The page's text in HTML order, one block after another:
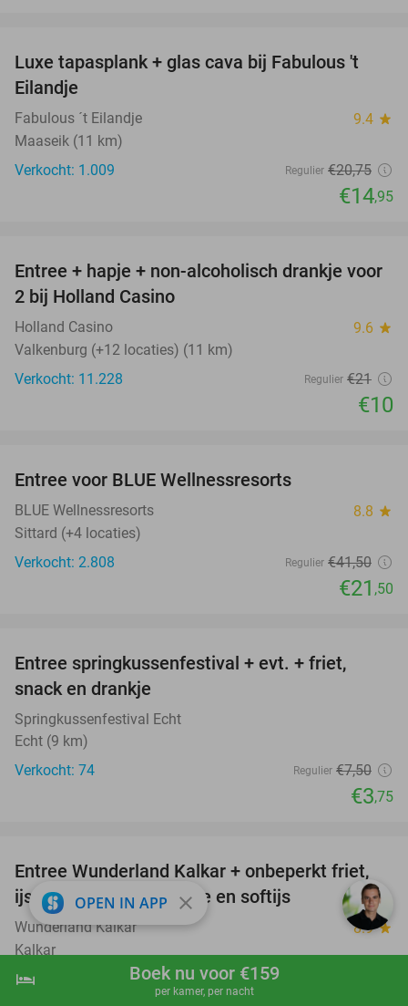
shopping_cart Boek nu
hotel Boek nu voor €159
per kamer, per nacht
28%
Luxe tapasplank + glas cava bij Fabulous 't
Eilandje
Fabulous ´t Eilandje 9.4 star
Maaseik (11 km)
Verkocht: 1.009
Regulier €20,75
€14,95
52%
Entree + hapje + non-alcoholisch drankje voor
2 bij Holland Casino
Holland Casino 9.6 star
Valkenburg (+12 locaties) (11 km)
Verkocht: 11.228
Regulier €21
€10
Entree voor BLUE Wellnessresorts
BLUE Wellnessresorts 8.8 star
Sittard (+4 locaties)
Verkocht: 2.808
Regulier €41,50
€21 ,50
Entree springkussenfestival + evt. + friet,
snack en drankje
Springkussenfestival Echt
Echt (9 km)
Verkocht: 74
Regulier €7,50
€3,75
32%
Entree Wunderland Kalkar + onbeperkt friet,
ijs, frisdrank, koffie, thee en softijs
Wunderland Kalkar 8.9star
Kalkar
Verkocht: 28.901
OPEN IN APP close